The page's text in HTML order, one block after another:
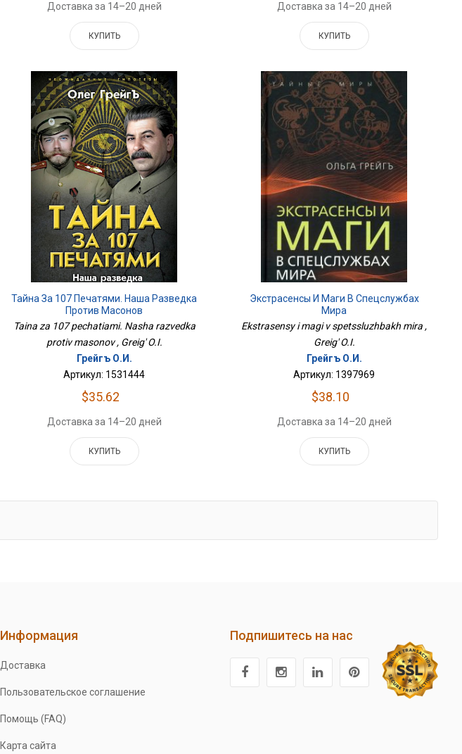
Доставка за 14–20 дней
КУПИТЬ
Доставка за 14–20 дней
КУПИТЬ
Тайна За 107 Печатями. Наша Разведка
Против Масонов
Taina za 107 pechatiami. Nasha razvedka
protiv masonov , Greig' O.I.
Грейгъ О.И.
Артикул: 1531444
$35.62
Доставка за 14–20 дней
КУПИТЬ
Экстрасенсы И Маги В Спецслужбах
Мира
Ekstrasensy i magi v spetssluzhbakh mira ,
Greig' O.I.
Грейгъ О.И.
Артикул: 1397969
$38.10
Доставка за 14–20 дней
КУПИТЬ
Информация
Доставка
Пользовательское соглашение
Помощь (FAQ)
Карта сайта
Подпишитесь на нас